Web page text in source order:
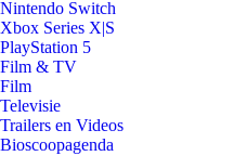
Nintendo Switch
Xbox Series X|S
PlayStation 5
Film & TV
Film
Televisie
Trailers en Videos
Bioscoopagenda